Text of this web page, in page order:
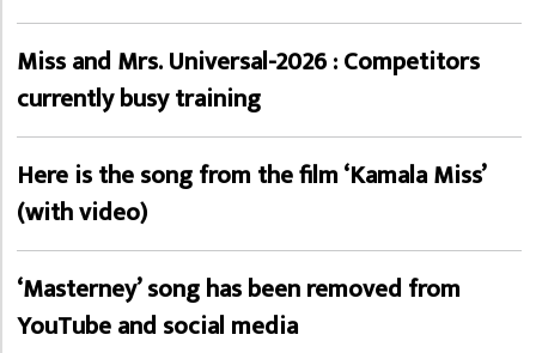
Miss and Mrs. Universal-2026 : Competitors
currently busy training
Here is the song from the film ‘Kamala Miss’
(with video)
‘Masterney’ song has been removed from
YouTube and social media